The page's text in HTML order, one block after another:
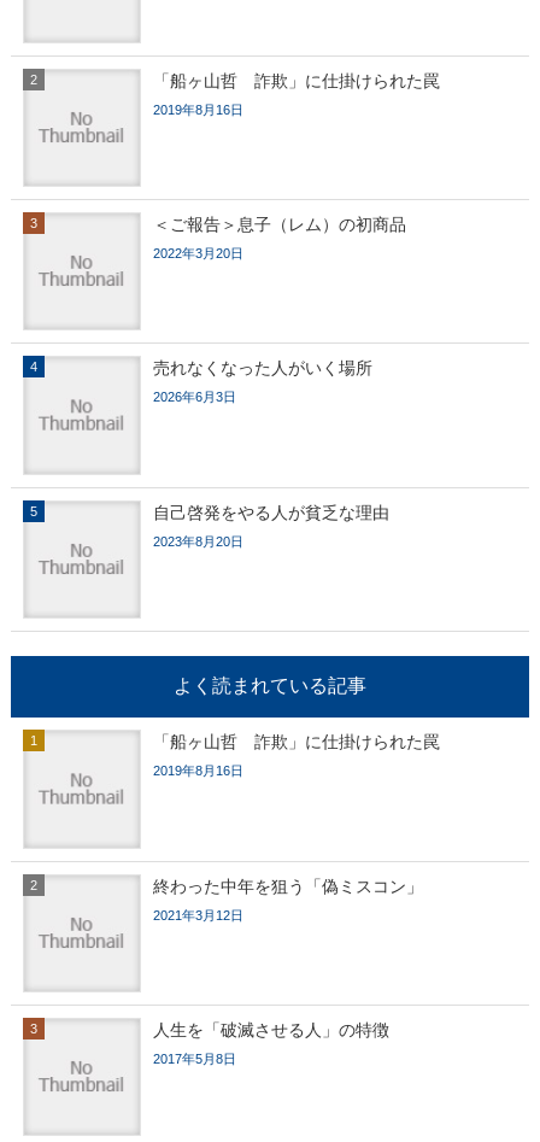
「船ヶ山哲 詐欺」に仕掛けられた罠
2019年8月16日
＜ご報告＞息子（レム）の初商品
2022年3月20日
売れなくなった人がいく場所
2026年6月3日
自己啓発をやる人が貧乏な理由
2023年8月20日
よく読まれている記事
「船ヶ山哲 詐欺」に仕掛けられた罠
2019年8月16日
終わった中年を狙う「偽ミスコン」
2021年3月12日
人生を「破滅させる人」の特徴
2017年5月8日